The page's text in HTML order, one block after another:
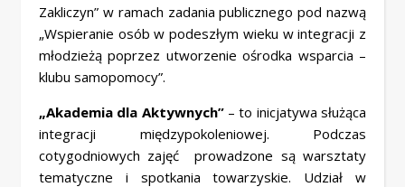
Zakliczyn” w ramach zadania publicznego pod nazwą
„Wspieranie osób w podeszłym wieku w integracji z
młodzieżą poprzez utworzenie ośrodka wsparcia –
klubu samopomocy”.
„Akademia dla Aktywnych”– to inicjatywa służąca
integracji międzypokoleniowej. Podczas
cotygodniowych zajęć prowadzone są warsztaty
tematyczne i spotkania towarzyskie. Udział w